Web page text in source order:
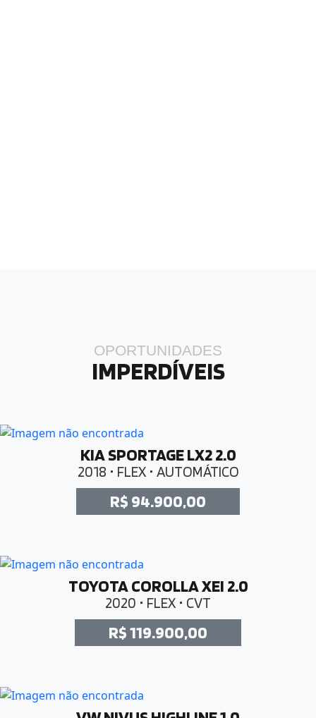
OPORTUNIDADES
IMPERDÍVEIS
KIA SPORTAGE LX2 2.0
2018 • FLEX • AUTOMÁTICO
R$ 94.900,00
TOYOTA COROLLA XEI 2.0
2020 • FLEX • CVT
R$ 119.900,00